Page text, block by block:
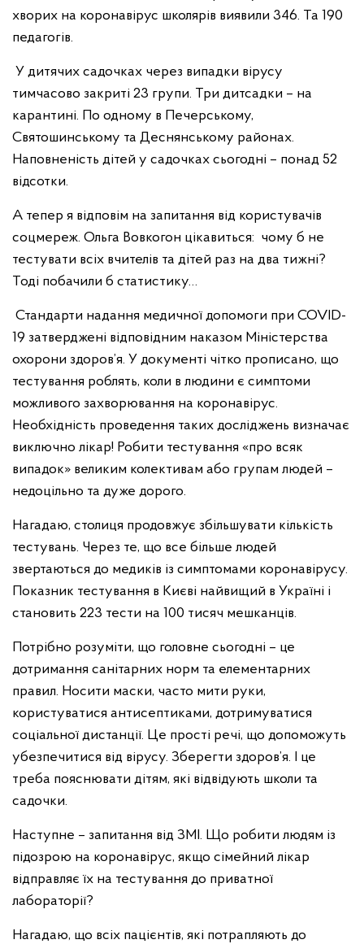
хворих на коронавірус школярів виявили 346. Та 190
педагогів.
У дитячих садочках через випадки вірусу
тимчасово закриті 23 групи. Три дитсадки – на
карантині. По одному в Печерському,
Святошинському та Деснянському районах.
Наповненість дітей у садочках сьогодні – понад 52
відсотки.
А тепер я відповім на запитання від користувачів
соцмереж. Ольга Вовкогон цікавиться: чому б не
тестувати всіх вчителів та дітей раз на два тижні?
Тоді побачили б статистику…
Стандарти надання медичної допомоги при COVID-
19 затверджені відповідним наказом Міністерства
охорони здоров’я. У документі чітко прописано, що
тестування роблять, коли в людини є симптоми
можливого захворювання на коронавірус.
Необхідність проведення таких досліджень визначає
виключно лікар! Робити тестування «про всяк
випадок» великим колективам або групам людей –
недоцільно та дуже дорого.
Нагадаю, столиця продовжує збільшувати кількість
тестувань. Через те, що все більше людей
звертаються до медиків із симптомами коронавірусу.
Показник тестування в Києві найвищий в Україні і
становить 223 тести на 100 тисяч мешканців.
Потрібно розуміти, що головне сьогодні – це
дотримання санітарних норм та елементарних
правил. Носити маски, часто мити руки,
користуватися антисептиками, дотримуватися
соціальної дистанції. Це прості речі, що допоможуть
убезпечитися від вірусу. Зберегти здоров’я. І це
треба пояснювати дітям, які відвідують школи та
садочки.
Наступне – запитання від ЗМІ. Що робити людям із
підозрою на коронавірус, якщо сімейний лікар
відправляє їх на тестування до приватної
лабораторії?
Нагадаю, що всіх пацієнтів, які потрапляють до